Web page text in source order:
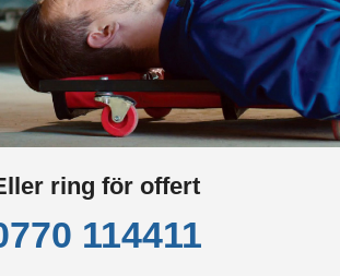
ring för offert
114411